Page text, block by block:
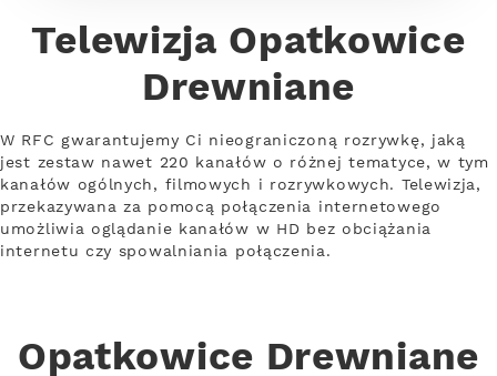
Telewizja Opatkowice
Drewniane
W RFC gwarantujemy Ci nieograniczoną rozrywkę, jaką
jest zestaw nawet 220 kanałów o różnej tematyce, w tym
kanałów ogólnych, filmowych i rozrywkowych. Telewizja,
przekazywana za pomocą połączenia internetowego
umożliwia oglądanie kanałów w HD bez obciążania
internetu czy spowalniania połączenia.
Opatkowice Drewniane